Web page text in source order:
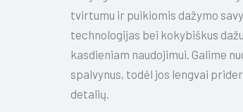
tvirtumu ir puikiomis dažymo
technologijas bei kokybiškus
kasdieniam naudojimui. Galime
spalvynus, todėl jos lengvai
detalių.